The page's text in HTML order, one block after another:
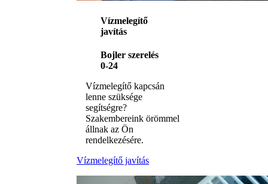
Vízmelegítő
javítás
Bojler szerelés
0-24
Vízmelegítő kapcsán
lenne szüksége
segítségre?
Szakembereink örömmel
állnak az Ön
rendelkezésére.
Vízmelegítő javítás